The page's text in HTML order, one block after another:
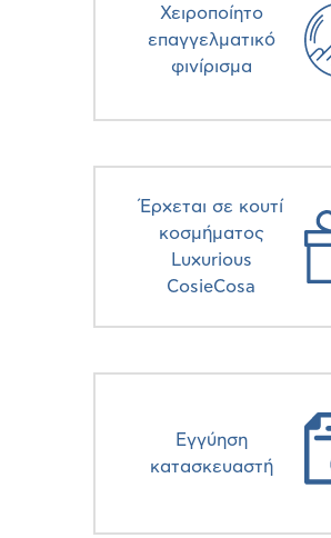
Χειροποίητο
επαγγελματικό
φινίρισμα
Έρχεται σε κουτί
κοσμήματος
Luxurious
CosieCosa
Eγγύηση
κατασκευαστή